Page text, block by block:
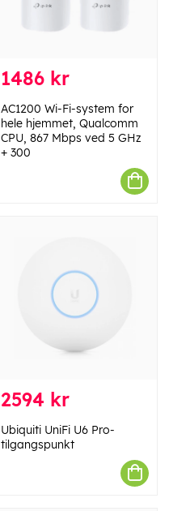
1486 kr
AC1200 Wi-Fi-system for
hele hjemmet, Qualcomm
CPU, 867 Mbps ved 5 GHz
+ 300
2594 kr
Ubiquiti UniFi U6 Pro-
tilgangspunkt